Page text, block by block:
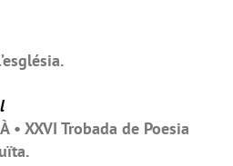
• XXVI Trobada de Poesia